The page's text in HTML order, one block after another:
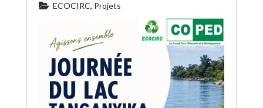
ECOCIRC, Projets